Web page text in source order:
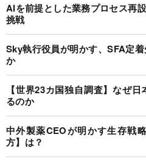
AIを前提とした業務プロセス再
挑戦
Sky執行役員が明かす、SFA定
か
【世界23カ国独自調査】なぜ
るのか
中外製薬CEOが明かす生存戦
方】は？